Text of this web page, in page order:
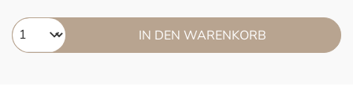
IN DEN WARENKORB